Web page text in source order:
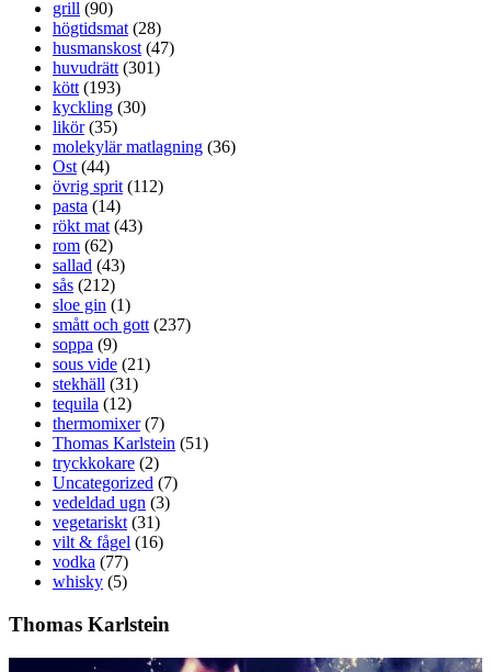
grill (90)
högtidsmat (28)
husmanskost (47)
huvudrätt (301)
kött (193)
kyckling (30)
likör(35)
molekylär matlagning (36)
Ost (44)
övrig sprit (112)
pasta (14)
rökt mat (43)
rom (62)
sallad (43)
sås (212)
sloe gin (1)
smått och gott (237)
soppa (9)
sous vide (21)
stekhäll (31)
tequila (12)
thermomixer(7)
Thomas Karlstein (51)
tryckkokare (2)
Uncategorized (7)
vedeldad ugn (3)
vegetariskt (31)
vilt & fågel (16)
vodka (77)
whisky (5)
Thomas Karlstein